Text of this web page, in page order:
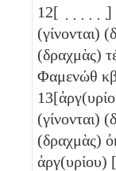
12[ ̣ ̣ ̣ ̣ ̣ ̣]
(γίνονται)
(δραχμὰς)
Φαμενώθ
13
(γίνονται)
(δραχμὰς)
ἀργ(υρίου)